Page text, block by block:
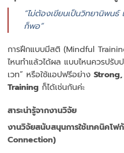
“ไม่ต้องเขียนเป็นวิทยานิพนธ์
ก็พอ”
การฝึกแบบมีสติ (Mindful
ไหนทำแล้วได้ผล แบบไหนควรปรั
เวท” หรือใช้แอปฟรีอย่าง
Training ก็ได้เช่นกันค่ะ
สาระน่ารู้จากงานวิจัย
งานวิจัยสนับสนุนการใช้เทคนิคโ
Connection)